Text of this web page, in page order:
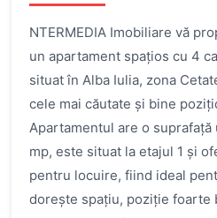
NTERMEDIA Imobiliare vă
un apartament spațios cu 4
situat în Alba Iulia, zona
cele mai căutate și bine
Apartamentul are o
mp, este situat la etajul 1 și
pentru locuire, fiind ideal
dorește spațiu, poziție foarte